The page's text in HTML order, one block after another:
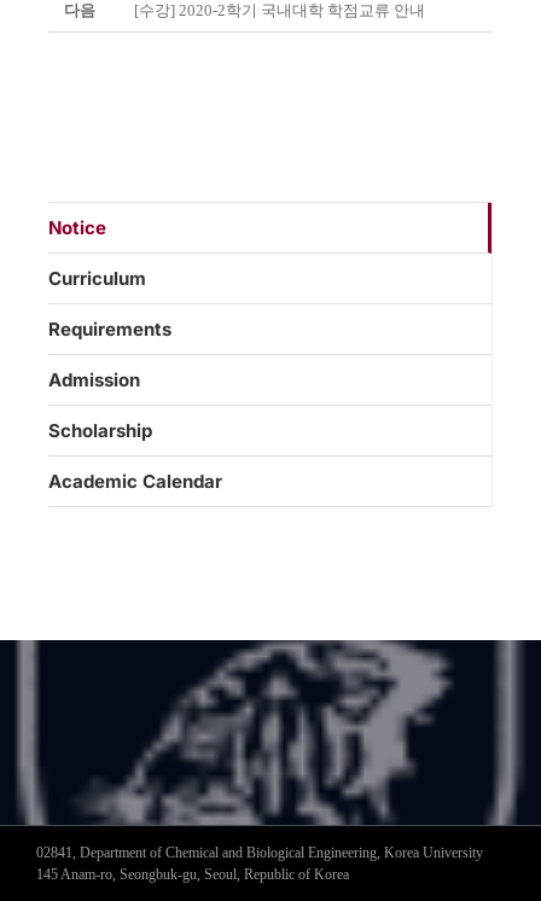
다음 [수강] 2020-2학기 국내대학 학점교류 안내
Notice
Curriculum
Requirements
Admission
Scholarship
Academic Calendar
02841, Department of Chemical and Biological Engineering, Korea University
145 Anam-ro, Seongbuk-gu, Seoul, Republic of Korea